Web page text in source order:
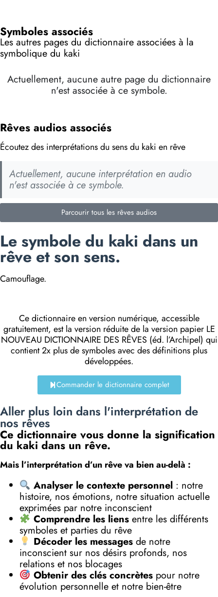
Symboles associés
Les autres pages du dictionnaire associées à la
symbolique du kaki
Actuellement, aucune autre page du dictionnaire
n'est associée à ce symbole.
Rêves audios associés
Écoutez des interprétations du sens du kaki en rêve
Actuellement, aucune interprétation en audio
n'est associée à ce symbole.
Parcourir tous les rêves audios
Le symbole du kaki dans un
rêve et son sens.
Camouflage.
Ce dictionnaire en version numérique, accessible
gratuitement, est la version réduite de la version papier LE
NOUVEAU DICTIONNAIRE DES RÊVES (éd. l’Archipel) qui
contient 2x plus de symboles avec des définitions plus
développées.
Commander le dictionnaire complet
Aller plus loin dans l'interprétation de
nos rêves
Ce dictionnaire vous donne la signification
du kaki dans un rêve.
Mais l’interprétation d’un rêve va bien au-delà :
Analyser le contexte personnel: notre
histoire, nos émotions, notre situation actuelle
exprimées par notre inconscient
Comprendre les liensentre les différents
symboles et parties du rêve
Décoder les messagesde notre
inconscient sur nos désirs profonds, nos
relations et nos blocages
Obtenir des clés concrètespour notre
évolution personnelle et notre bien-être